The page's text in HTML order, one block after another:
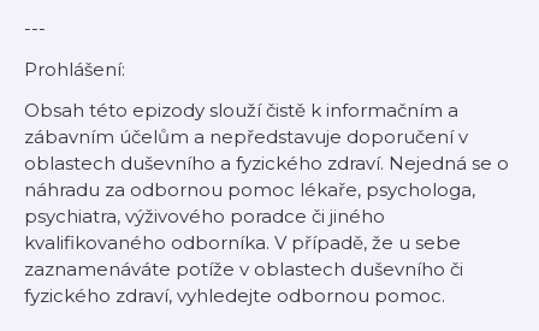
---
Prohlášení:
Obsah této epizody slouží čistě k informačním a
zábavním účelům a nepředstavuje doporučení v
oblastech duševního a fyzického zdraví. Nejedná se o
náhradu za odbornou pomoc lékaře, psychologa,
psychiatra, výživového poradce či jiného
kvalifikovaného odborníka. V případě, že u sebe
zaznamenáváte potíže v oblastech duševního či
fyzického zdraví, vyhledejte odbornou pomoc.